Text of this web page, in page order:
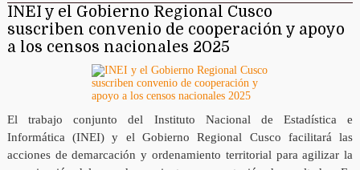
INEI y el Gobierno Regional Cusco
suscriben convenio de cooperación y apoyo
a los censos nacionales 2025
El trabajo conjunto del Instituto Nacional de Estadística e
Informática (INEI) y el Gobierno Regional Cusco facilitará las
acciones de demarcación y ordenamiento territorial para agilizar la